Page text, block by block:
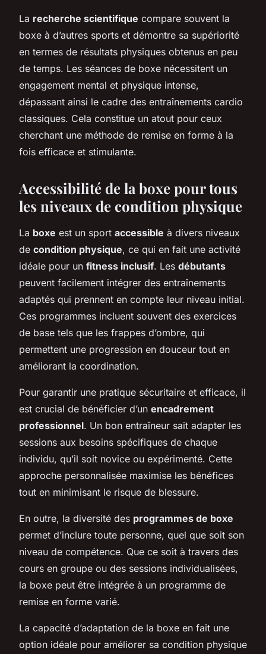
La recherche scientifique compare souvent la
boxe à d’autres sports et démontre sa supériorité
en termes de résultats physiques obtenus en peu
de temps. Les séances de boxe nécessitent un
engagement mental et physique intense,
dépassant ainsi le cadre des entraînements cardio
classiques. Cela constitue un atout pour ceux
cherchant une méthode de remise en forme à la
fois efficace et stimulante.
Accessibilité de la boxe pour tous
les niveaux de condition physique
La boxe est un sport accessible à divers niveaux
de condition physique, ce qui en fait une activité
idéale pour un fitness inclusif. Les débutants
peuvent facilement intégrer des entraînements
adaptés qui prennent en compte leur niveau initial.
Ces programmes incluent souvent des exercices
de base tels que les frappes d’ombre, qui
permettent une progression en douceur tout en
améliorant la coordination.
Pour garantir une pratique sécuritaire et efficace, il
est crucial de bénéficier d’un encadrement
professionnel. Un bon entraîneur sait adapter les
sessions aux besoins spécifiques de chaque
individu, qu’il soit novice ou expérimenté. Cette
approche personnalisée maximise les bénéfices
tout en minimisant le risque de blessure.
En outre, la diversité des programmes de boxe
permet d’inclure toute personne, quel que soit son
niveau de compétence. Que ce soit à travers des
cours en groupe ou des sessions individualisées,
la boxe peut être intégrée à un programme de
remise en forme varié.
La capacité d’adaptation de la boxe en fait une
option idéale pour améliorer sa condition physique